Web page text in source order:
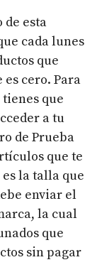
esta
cada lunes
que
cero. Para
tienes que
a tu
de Prueba
que te
la talla que
enviar el
la cual
que
sin pagar